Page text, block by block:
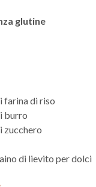
glutine
farina di riso
burro
zucchero
di lievito per dolci